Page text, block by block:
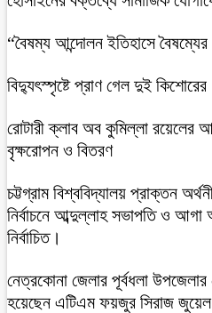
“বৈষম্য আন্দোলন ইতিহাসে বৈষম্যের
বিদ্যুৎস্পৃষ্টে প্রাণ গেল দুই কিশোরের
রোটারী ক্লাব অব কুমিল্লা রয়েলের
বৃক্ষরোপন ও বিতরণ
চট্টগ্রাম বিশ্ববিদ্যালয় প্রাক্তন
নির্বাচনে আব্দুল্লাহ সভাপতি ও
নির্বাচিত।
নেত্রকোনা জেলার পূর্বধলা
হয়েছেন এটিএম ফয়জুর সিরাজ জুয়েল